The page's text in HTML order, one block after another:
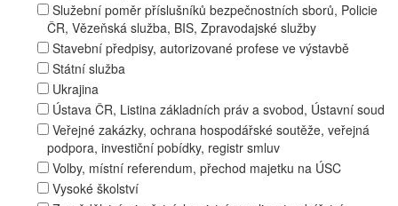
Služební poměr příslušníků bezpečnostních sborů, Policie
ČR, Vězeňská služba, BIS, Zpravodajské služby
Stavební předpisy, autorizované profese ve výstavbě
Státní služba
Ukrajina
Ústava ČR, Listina základních práv a svobod, Ústavní soud
Veřejné zakázky, ochrana hospodářské soutěže, veřejná
podpora, investiční pobídky, registr smluv
Volby, místní referendum, přechod majetku na ÚSC
Vysoké školství